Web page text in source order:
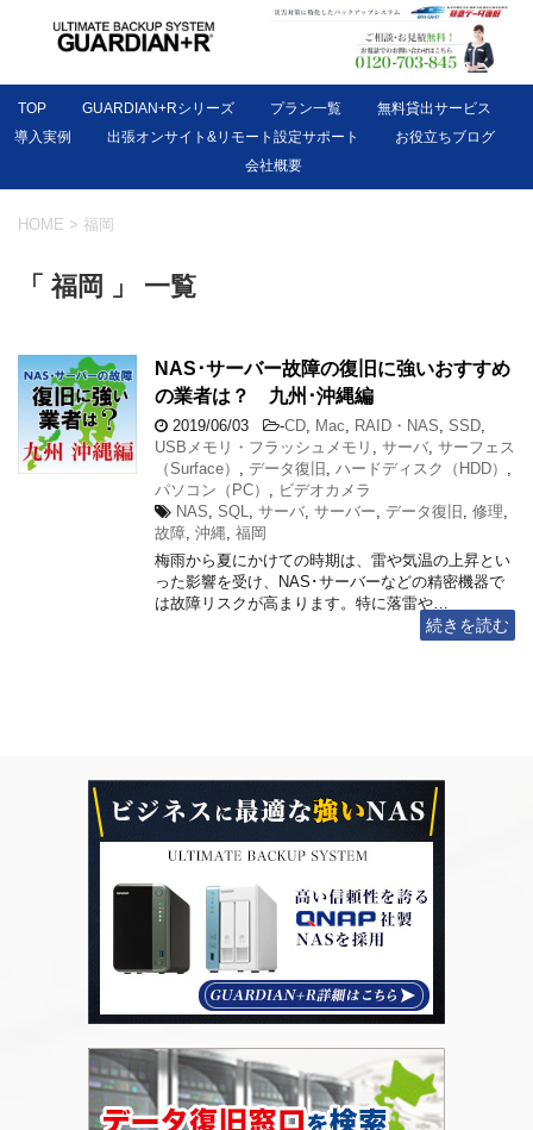
TOP GUARDIAN+Rシリーズ プラン一覧
無料貸出サービス
導入実例
出張オンサイト&リモート設定サポート
お役立ちブログ
会社概要
HOME > 福岡
「 福岡 」 一覧
NAS･サーバー故障の復旧に強いおすすめ
の業者は？ 九州･沖縄編
2019/06/03 -CD Mac RAID・NAS SSD
USBメモリ・フラッシュメモリ
サーバ サーフェス
（Surface）
データ復旧 ハードディスク（HDD）
パソコン（PC）
ビデオカメラ
NAS SQL サーバ サーバー データ復旧 修理
故障 沖縄 福岡
梅雨から夏にかけての時期は、雷や気温の上昇とい
った影響を受け、NAS･サーバーなどの精密機器で
は故障リスクが高まります。特に落雷や…
続きを読む